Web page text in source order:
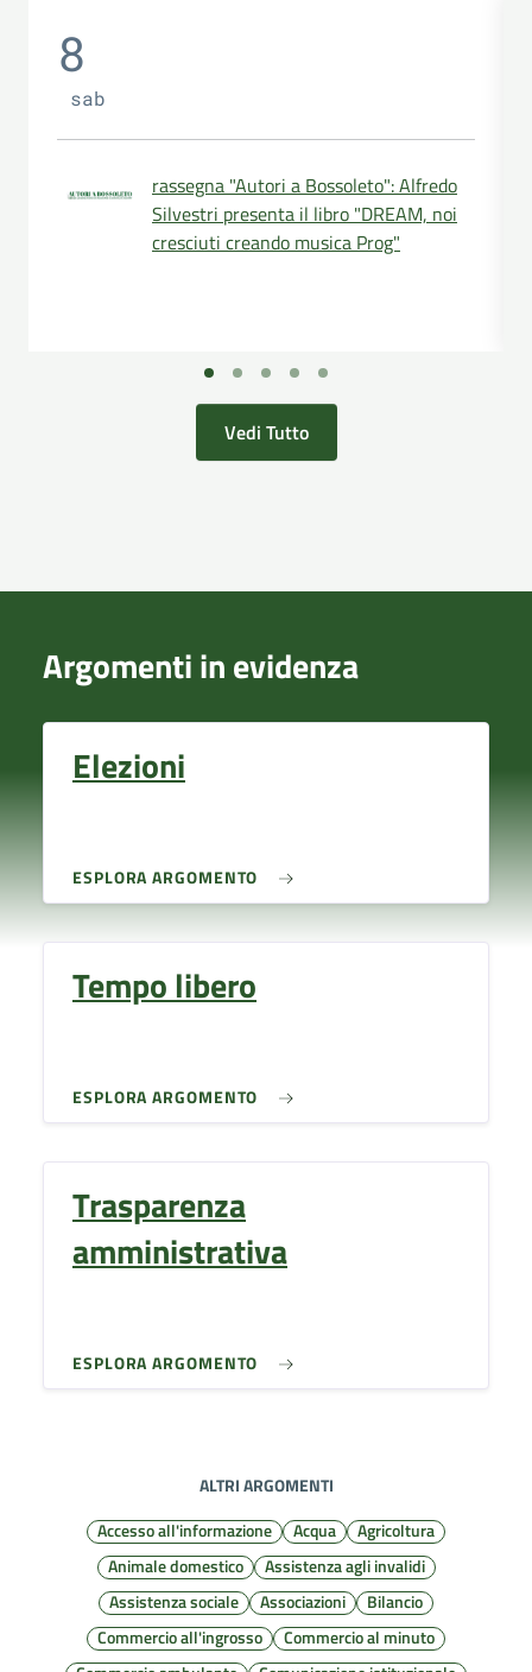
8
sab
rassegna "Autori a Bossoleto": Alfredo
Silvestri presenta il libro "DREAM, noi
cresciuti creando musica Prog"
Vedi Tutto
Argomenti in evidenza
Elezioni
ESPLORA ARGOMENTO
Tempo libero
ESPLORA ARGOMENTO
Trasparenza
amministrativa
ESPLORA ARGOMENTO
ALTRI ARGOMENTI
Accesso all'informazione
Acqua
Agricoltura
Animale domestico
Assistenza agli invalidi
Assistenza sociale
Associazioni
Bilancio
Commercio all'ingrosso
Commercio al minuto